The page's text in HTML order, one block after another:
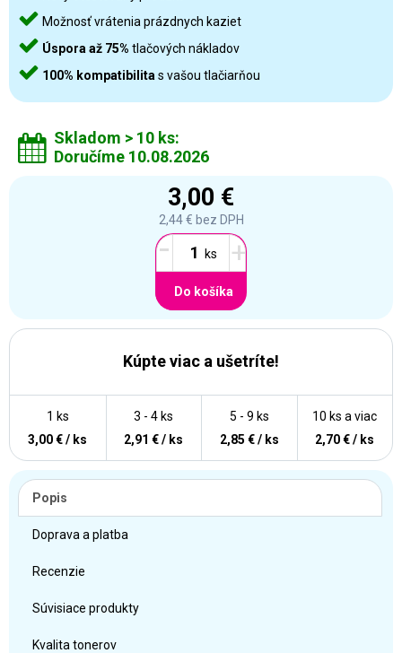
Možnosť vrátenia prázdnych kaziet
Úspora až 75% tlačových nákladov
100% kompatibilita s vašou tlačiarňou
Skladom > 10 ks:
Doručíme 10.08.2026
3,00 €
2,44 € bez DPH
- +
Do košíka
Kúpte viac a ušetríte!
10 ks a viac
2,70 € / ks
5 - 9 ks
2,85 € / ks
3 - 4 ks
2,91 € / ks
1 ks
3,00 € / ks
Popis
Doprava a platba
Recenzie
Súvisiace produkty
Kvalita tonerov